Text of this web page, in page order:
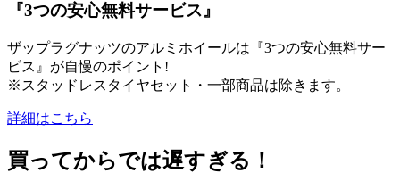
『3つの安心無料サービス』
ザップラグナッツのアルミホイールは『3つの安心無料サー
ビス』が自慢のポイント!
※スタッドレスタイヤセット・一部商品は除きます。
詳細はこちら
買ってからでは遅すぎる！